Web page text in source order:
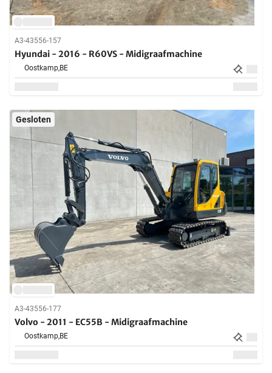
A3-43556-157
Hyundai - 2016 - R60VS - Midigraafmachine
Oostkamp,BE
Gesloten
A3-43556-177
Volvo - 2011 - EC55B - Midigraafmachine
Oostkamp,BE